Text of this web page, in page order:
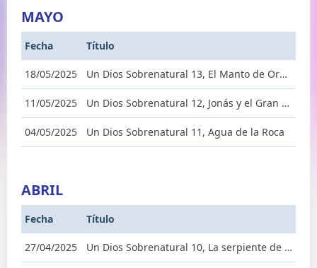
MAYO
Fecha Título
18/05/2025 Un Dios Sobrenatural 13, El Manto de Oración
11/05/2025 Un Dios Sobrenatural 12, Jonás y el Gran Pez
04/05/2025 Un Dios Sobrenatural 11, Agua de la Roca
ABRIL
Fecha Título
27/04/2025 Un Dios Sobrenatural 10, La serpiente de bronce